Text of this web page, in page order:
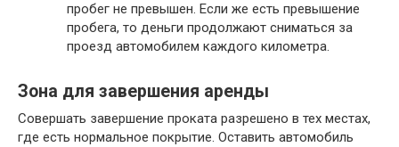
пробег не превышен. Если же есть превышение
пробега, то деньги продолжают сниматься за
проезд автомобилем каждого километра.
Зона для завершения аренды
Совершать завершение проката разрешено в тех местах,
где есть нормальное покрытие. Оставить автомобиль